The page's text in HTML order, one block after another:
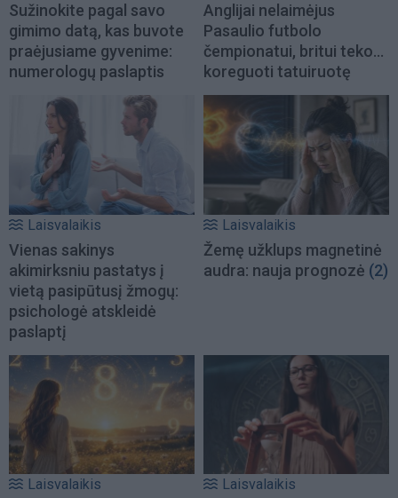
Sužinokite pagal savo
gimimo datą, kas buvote
praėjusiame gyvenime:
numerologų paslaptis
Anglijai nelaimėjus
Pasaulio futbolo
čempionatui, britui teko...
koreguoti tatuiruotę
Laisvalaikis
Vienas sakinys
akimirksniu pastatys į
vietą pasipūtusį žmogų:
psichologė atskleidė
paslaptį
Laisvalaikis
Žemę užklups magnetinė
audra: nauja prognozė (2)
Laisvalaikis Laisvalaikis